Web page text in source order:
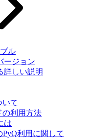
ル
ージョン
詳しい説明
いて
の利用方法
は
利用に関して